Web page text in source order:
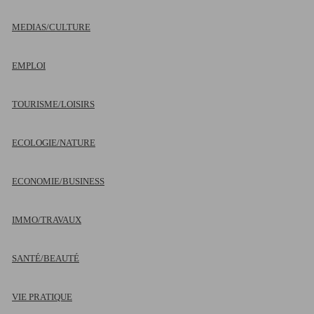
MEDIAS/CULTURE
EMPLOI
TOURISME/LOISIRS
ECOLOGIE/NATURE
ECONOMIE/BUSINESS
IMMO/TRAVAUX
SANTÉ/BEAUTÉ
VIE PRATIQUE